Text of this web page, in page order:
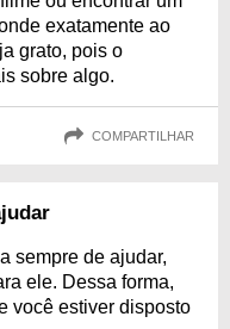
exatamente ao
grato, pois o
sobre algo.
COMPARTILHAR
sempre de ajudar,
ele. Dessa forma,
você estiver disposto